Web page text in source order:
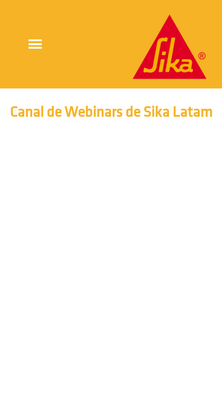
Canal de Webinars de Sika Latam